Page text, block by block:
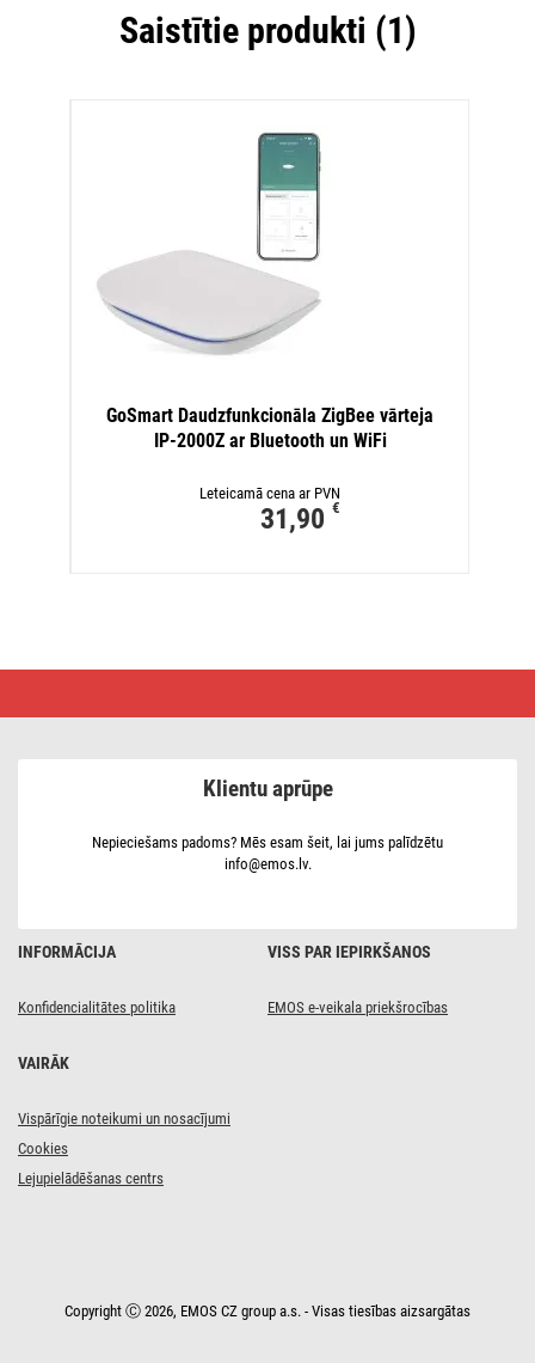
Saistītie produkti (1)
GoSmart Daudzfunkcionāla ZigBee vārteja
IP‑2000Z ar Bluetooth un WiFi
Leteicamā cena ar PVN
31,90 €
2002ZB
INFORMĀCIJA
Konfidencialitātes politika
VISS PAR IEPIRKŠANOS
EMOS e-veikala priekšrocības
VAIRĀK
Vispārīgie noteikumi un nosacījumi
Cookies
Lejupielādēšanas centrs
Klientu aprūpe
Nepieciešams padoms? Mēs esam šeit, lai jums palīdzētu
info@emos.lv.
Copyright Ⓒ 2026, EMOS CZ group a.s. - Visas tiesības aizsargātas